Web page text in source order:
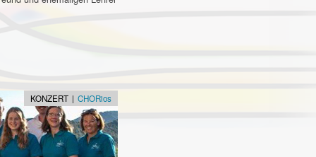
KONZERT |CHORios